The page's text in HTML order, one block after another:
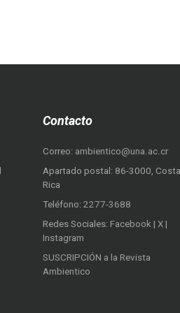
Contacto
Correo: ambientico@una.ac.cr
Apartado postal: 86-3000, Costa
Rica
Teléfono: 2277-3688
Redes Sociales: Facebook | X |
Instagram
SUSCRIPCIÓN a la Revista
Ambientico